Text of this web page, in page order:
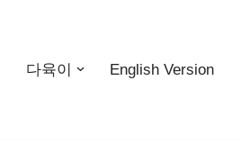
다육이 English Version